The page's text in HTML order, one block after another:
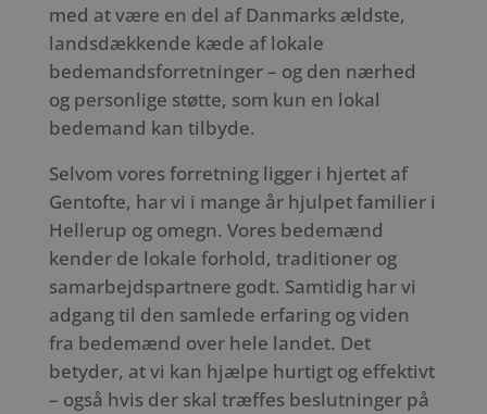
med at være en del af Danmarks ældste,
landsdækkende kæde af lokale
bedemandsforretninger – og den nærhed
og personlige støtte, som kun en lokal
bedemand kan tilbyde.
Selvom vores forretning ligger i hjertet af
Gentofte, har vi i mange år hjulpet familier i
Hellerup og omegn. Vores bedemænd
kender de lokale forhold, traditioner og
samarbejdspartnere godt. Samtidig har vi
adgang til den samlede erfaring og viden
fra bedemænd over hele landet. Det
betyder, at vi kan hjælpe hurtigt og effektivt
– også hvis der skal træffes beslutninger på